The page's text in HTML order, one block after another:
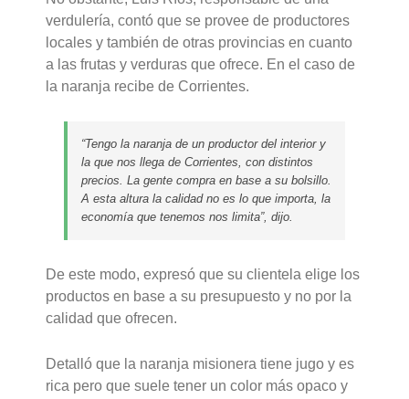
verdulería, contó que se provee de productores
locales y también de otras provincias en cuanto
a las frutas y verduras que ofrece. En el caso de
la naranja recibe de Corrientes.
“Tengo la naranja de un productor del interior y
la que nos llega de Corrientes, con distintos
precios. La gente compra en base a su bolsillo.
A esta altura la calidad no es lo que importa, la
economía que tenemos nos limita”, dijo.
De este modo, expresó que su clientela elige los
productos en base a su presupuesto y no por la
calidad que ofrecen.
Detalló que la naranja misionera tiene jugo y es
rica pero que suele tener un color más opaco y